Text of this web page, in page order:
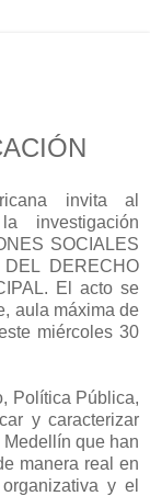
invita al
investigación
SOCIALES
DERECHO
El acto se
aula máxima de
miércoles 30
Política Pública,
y caracterizar
que han
manera real en
y el